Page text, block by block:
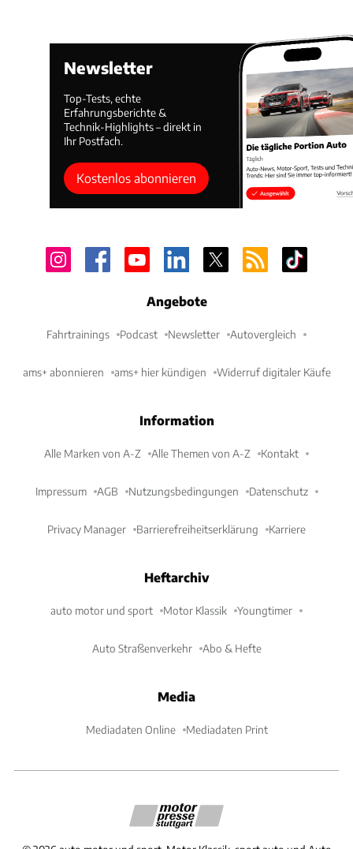
Newsletter
Top-Tests, echte
Erfahrungsberichte &
Technik-Highlights – direkt in
Ihr Postfach.
Kostenlos abonnieren
Angebote
Fahrtrainings Podcast Newsletter Autovergleich
ams+ abonnieren ams+ hier kündigen Widerruf digitaler Käufe
Information
Alle Marken von A-Z Alle Themen von A-Z Kontakt
Impressum AGB Nutzungsbedingungen Datenschutz
Privacy Manager Barrierefreiheitserklärung Karriere
Heftarchiv
auto motor und sport Motor Klassik Youngtimer
Auto Straßenverkehr Abo & Hefte
Media
Mediadaten Online Mediadaten Print